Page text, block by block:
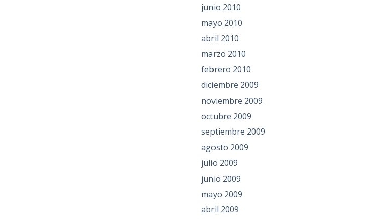
junio 2010
mayo 2010
abril 2010
marzo 2010
febrero 2010
diciembre 2009
noviembre 2009
octubre 2009
septiembre 2009
agosto 2009
julio 2009
junio 2009
mayo 2009
abril 2009